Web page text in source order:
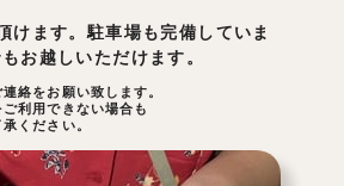
けます。駐車場も完備していま
お越しいただけます。
絡をお願い致します。
利用できない場合も
ください。